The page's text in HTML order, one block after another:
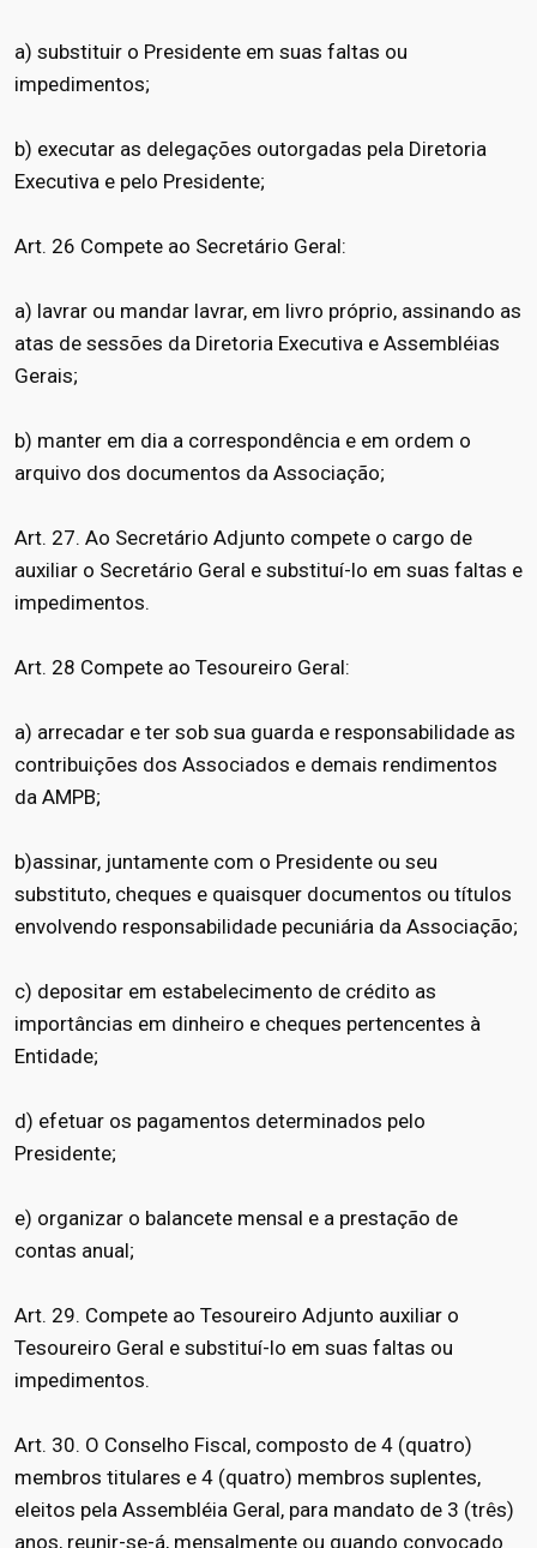
a) substituir o Presidente em suas faltas ou
impedimentos;
b) executar as delegações outorgadas pela Diretoria
Executiva e pelo Presidente;
Art. 26 Compete ao Secretário Geral:
a) lavrar ou mandar lavrar, em livro próprio, assinando as
atas de sessões da Diretoria Executiva e Assembléias
Gerais;
b) manter em dia a correspondência e em ordem o
arquivo dos documentos da Associação;
Art. 27. Ao Secretário Adjunto compete o cargo de
auxiliar o Secretário Geral e substituí-lo em suas faltas e
impedimentos.
Art. 28 Compete ao Tesoureiro Geral:
a) arrecadar e ter sob sua guarda e responsabilidade as
contribuições dos Associados e demais rendimentos
da AMPB;
b)assinar, juntamente com o Presidente ou seu
substituto, cheques e quaisquer documentos ou títulos
envolvendo responsabilidade pecuniária da Associação;
c) depositar em estabelecimento de crédito as
importâncias em dinheiro e cheques pertencentes à
Entidade;
d) efetuar os pagamentos determinados pelo
Presidente;
e) organizar o balancete mensal e a prestação de
contas anual;
Art. 29. Compete ao Tesoureiro Adjunto auxiliar o
Tesoureiro Geral e substituí-lo em suas faltas ou
impedimentos.
Art. 30. O Conselho Fiscal, composto de 4 (quatro)
membros titulares e 4 (quatro) membros suplentes,
eleitos pela Assembléia Geral, para mandato de 3 (três)
anos, reunir-se-á, mensalmente ou quando convocado